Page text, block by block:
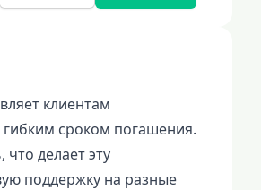
клиентам
сроком погашения.
делает эту
поддержку на разные